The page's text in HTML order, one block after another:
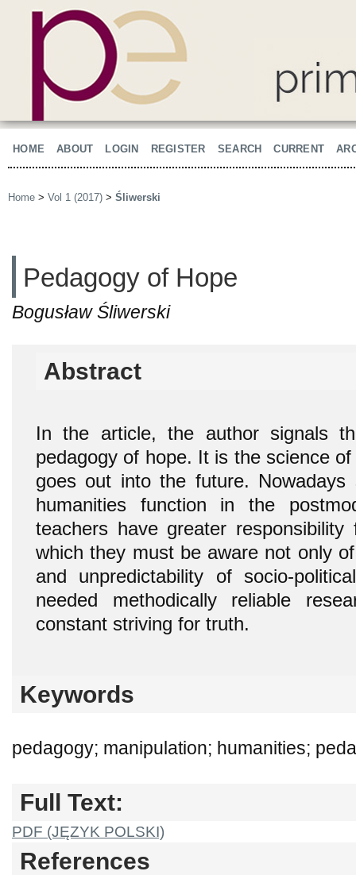
HOME ABOUT LOGIN REGISTER SEARCH CURRENT
Home > Vol 1 (2017) > Śliwerski
Pedagogy of Hope
Bogusław Śliwerski
Abstract
In the article, the author signals
pedagogy of hope. It is the science
goes out into the future. Nowadays
humanities function in the
teachers have greater
which they must be aware not only
and unpredictability of socio-
needed methodically reliable
constant striving for truth.
Keywords
pedagogy; manipulation; humanities;
Full Text:
PDF (JĘZYK POLSKI)
References